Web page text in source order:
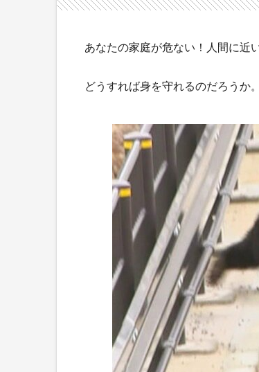
あなたの家庭が危ない！人間に近
どうすれば身を守れるのだろうか。